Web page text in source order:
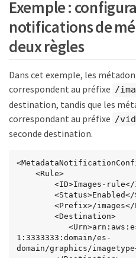
Exemple :
notifications de
deux règles
Dans cet exemple, les
correspondent au préfixe /
destination, tandis que les
correspondant au préfixe /
seconde destination.
1:3333333:domain/es-
domain/graphics/